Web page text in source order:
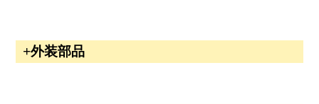
外装部品